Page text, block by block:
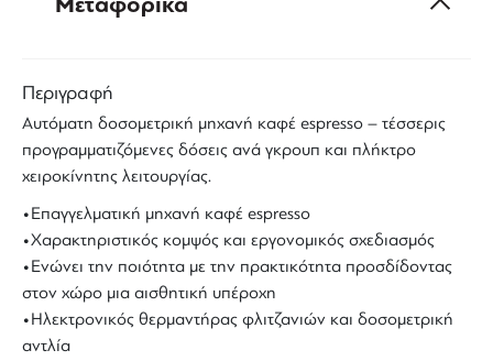
Περιγραφή
Αυτόματη δοσομετρική μηχανή καφέ espresso – τέσσερις
προγραμματιζόμενες δόσεις ανά γκρουπ και πλήκτρο
χειροκίνητης λειτουργίας.
•Επαγγελματική μηχανή καφέ espresso
•Χαρακτηριστικός κομψός και εργονομικός σχεδιασμός
•Ενώνει την ποιότητα με την πρακτικότητα προσδίδοντας
στον χώρο μια αισθητική υπέροχη
•Ηλεκτρονικός θερμαντήρας φλιτζανιών και δοσομετρική
αντλία